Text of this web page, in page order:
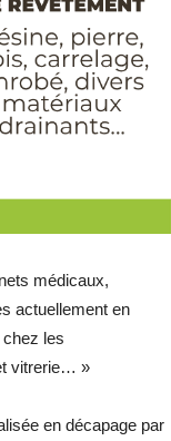
médicaux,
actuellement en
les
vitrerie… »
en décapage par